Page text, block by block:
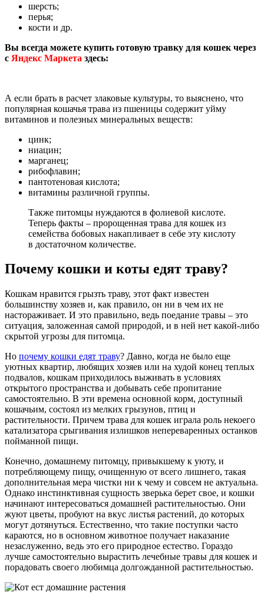
шерсть;
перья;
кости и др.
Вы всегда можете купить готовую травку для кошек через
с Яндекс Маркета здесь:
А если брать в расчет злаковые культуры, то выяснено, что
популярная кошачья трава из пшеницы содержит уйму
витаминов и полезных минеральных веществ:
цинк;
ниацин;
марганец;
рибофлавин;
пантотеновая кислота;
витамины различной группы.
Также питомцы нуждаются в фолиевой кислоте.
Теперь факты – пророщенная трава для кошек из
семейства бобовых накапливает в себе эту кислоту
в достаточном количестве.
Почему кошки и коты едят траву?
Кошкам нравится грызть траву, этот факт известен
большинству хозяев и, как правило, он ни в чем их не
настораживает. И это правильно, ведь поедание травы – это
ситуация, заложенная самой природой, и в ней нет какой-либо
скрытой угрозы для питомца.
Но почему кошки едят траву? Давно, когда не было еще
уютных квартир, любящих хозяев или на худой конец теплых
подвалов, кошкам приходилось выживать в условиях
открытого пространства и добывать себе пропитание
самостоятельно. В эти времена основной корм, доступный
кошачьим, состоял из мелких грызунов, птиц и
растительности. Причем трава для кошек играла роль некоего
катализатора срыгивания излишков непереваренных останков
пойманной пищи.
Конечно, домашнему питомцу, привыкшему к уюту, и
потребляющему пищу, очищенную от всего лишнего, такая
дополнительная мера чистки ни к чему и совсем не актуальна.
Однако инстинктивная сущность зверька берет свое, и кошки
начинают интересоваться домашней растительностью. Они
жуют цветы, пробуют на вкус листья растений, до которых
могут дотянуться. Естественно, что такие поступки часто
караются, но в основном животное получает наказание
незаслуженно, ведь это его природное естество. Гораздо
лучше самостоятельно вырастить лечебные травы для кошек и
порадовать своего любимца долгожданной растительностью.